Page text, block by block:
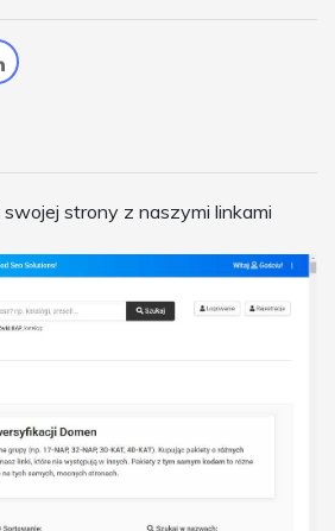
strony z naszymi linkami